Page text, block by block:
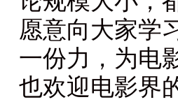
愿意向大家学
一份力，为电
也欢迎电影界